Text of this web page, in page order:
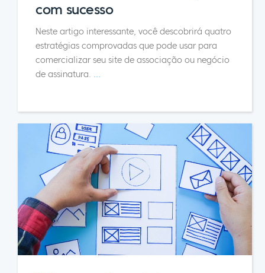
com sucesso
Neste artigo interessante, você descobrirá quatro
estratégias comprovadas que pode usar para
comercializar seu site de associação ou negócio
de assinatura. ...